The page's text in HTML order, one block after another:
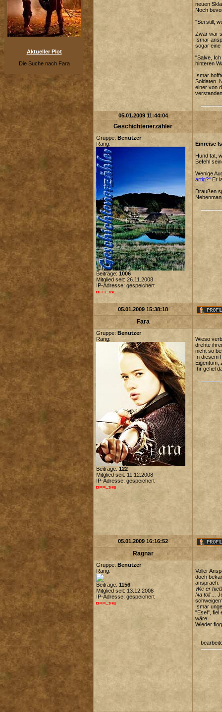
Aktueller Plot
Die Suche nach Fara
neuen
Noch
"Sei still,
Zwar war
Ismar
sogar eine
"Salve,
hinteren
Ismar
Soldaten.
einer von
05.01.2009 11:44:04
Geschichtenerzähler
Gruppe: Benutzer
Rang:
Beiträge: 1006
Mitglied seit: 26.11.2008
IP-Adresse: gespeichert
Einreise
Hund tat,
Befehl
Wenige
artig?" Er
Draußen
05.01.2009 15:38:18
Fara
Gruppe: Benutzer
Rang:
Beiträge: 122
Mitglied seit: 11.12.2008
IP-Adresse: gespeichert
Wieso
drehte
nicht so
In diesem
Eigentum,
Ihr gefiel
05.01.2009 16:16:52
Ragnar
Gruppe: Benutzer
Rang:
Beiträge: 1156
Mitglied seit: 13.12.2008
IP-Adresse: gespeichert
Voller
doch
ansprach.
Wie er
Na toll ...
Ismar
"Esel", fiel
wäre.
Wieder